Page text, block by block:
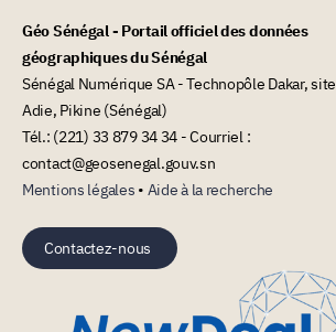
Géo Sénégal - Portail officiel des données
géographiques du Sénégal
Sénégal Numérique SA - Technopôle Dakar, site
Adie, Pikine (Sénégal)
Tél.: (221) 33 879 34 34 - Courriel :
contact@geosenegal.gouv.sn
Mentions légales • Aide à la recherche
Contactez-nous